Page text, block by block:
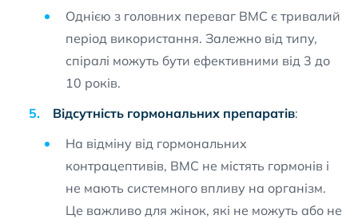
Однією з головних переваг ВМС є тривалий
період використання. Залежно від типу,
спіралі можуть бути ефективними від 3 до
10 років.
Відсутність гормональних препаратів:
На відміну від гормональних
контрацептивів, ВМС не містять гормонів і
не мають системного впливу на організм.
Це важливо для жінок, які не можуть або не